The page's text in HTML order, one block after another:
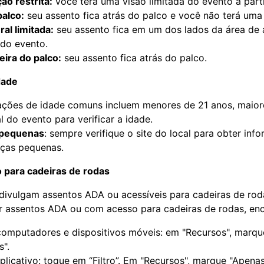
seu assento fica atrás do palco e você não terá
limitada: seu assento fica em um dos lados da área
evento.
do palco: seu assento fica atrás do palco.
de idade comuns incluem menores de 21 anos,
do evento para verificar a idade.
: sempre verifique o site do local para obter
pequenas.
para cadeiras de rodas
assentos ADA ou acessíveis para cadeiras de
assentos ADA ou com acesso para cadeiras de rodas,
e dispositivos móveis: em "Recursos",
toque em “Filtro”. Em "Recursos", marque